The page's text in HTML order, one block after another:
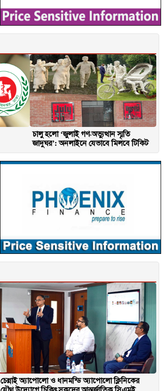
চালু হলো ‘জুলাই গণ-অভ্যুত্থান স্মৃতি
জাদুঘর’: অনলাইনে যেভাবে মিলবে টিকিট
চেন্নাই অ্যাপোলো ও ধানমন্ডি অ্যাপোলো ক্লিনিকের